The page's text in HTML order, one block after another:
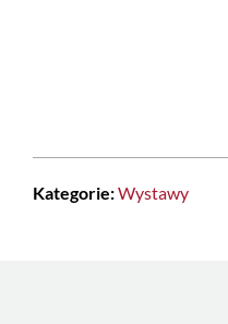
Kategorie:Wystawy